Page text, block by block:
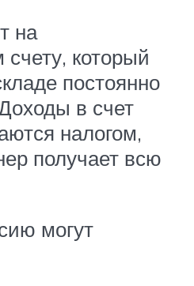
на
который
постоянно
в счет
налогом,
получает всю
могут